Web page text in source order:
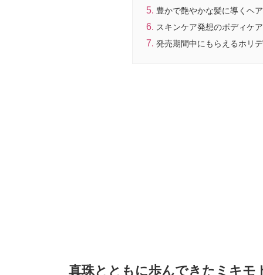
豊かで艶やかな髪に導くヘ
スキンケア発想のボディケ
発売期間中にもらえるホリ
真珠とともに歩んできたミキモ